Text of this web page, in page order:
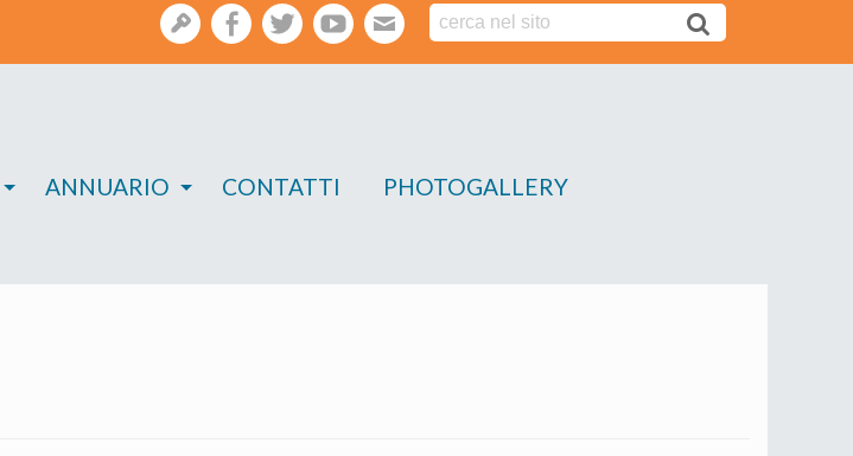
gestionefacebooktwitteryoutubewebmail
ANNUARIO CONTATTI PHOTOGALLERY